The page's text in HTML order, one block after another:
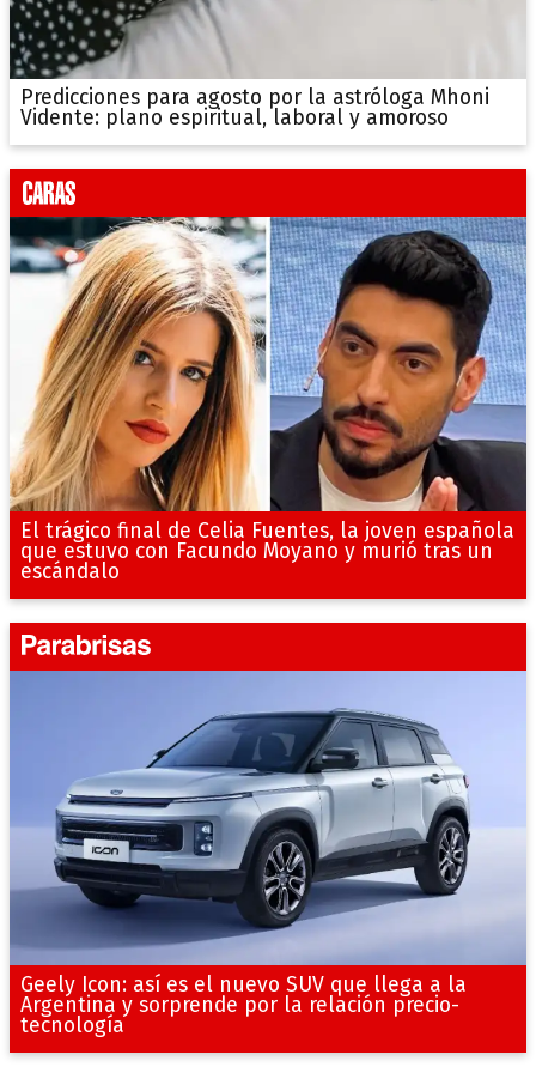
Predicciones para agosto por la astróloga Mhoni
Vidente: plano espiritual, laboral y amoroso
El trágico final de Celia Fuentes, la joven española
que estuvo con Facundo Moyano y murió tras un
escándalo
Geely Icon: así es el nuevo SUV que llega a la
Argentina y sorprende por la relación precio-
tecnología